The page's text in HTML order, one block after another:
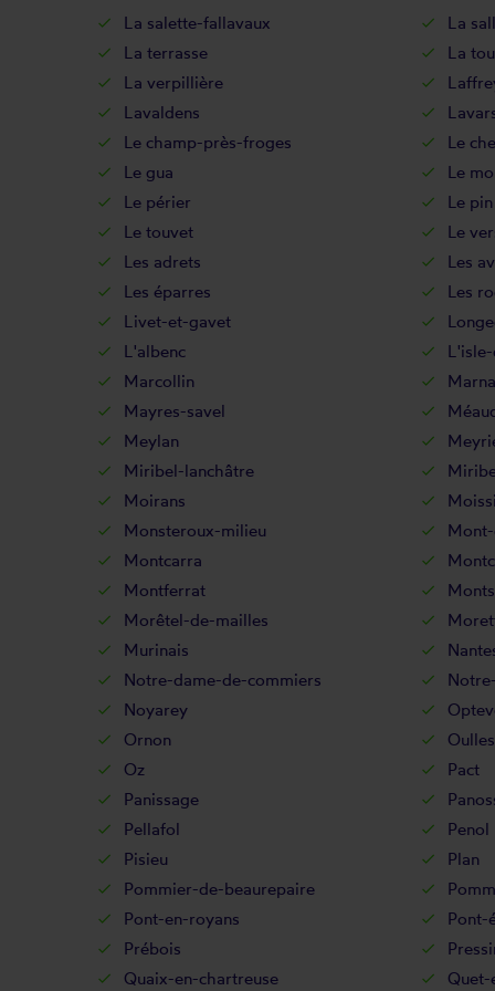
La salette-fallavaux
La
La terrasse
La
La verpillière
Lavaldens
Le champ-près-froges
Le
Le gua
Le
Le périer
Le pin
Le touvet
Le
Les adrets
Les
Les éparres
Les
Livet-et-gavet
L'albenc
Marcollin
Mayres-savel
Meylan
Miribel-lanchâtre
Moirans
Monsteroux-milieu
Montcarra
Montferrat
Morêtel-de-mailles
Murinais
Notre-dame-de-commiers
Noyarey
Ornon
Oulles
Oz
Pact
Panissage
Pellafol
Penol
Pisieu
Plan
Pommier-de-beaurepaire
Pont-en-royans
Pont-
Prébois
Quaix-en-chartreuse
Quet-